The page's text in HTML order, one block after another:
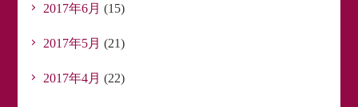
2017年6月 (15)
2017年5月 (21)
2017年4月 (22)